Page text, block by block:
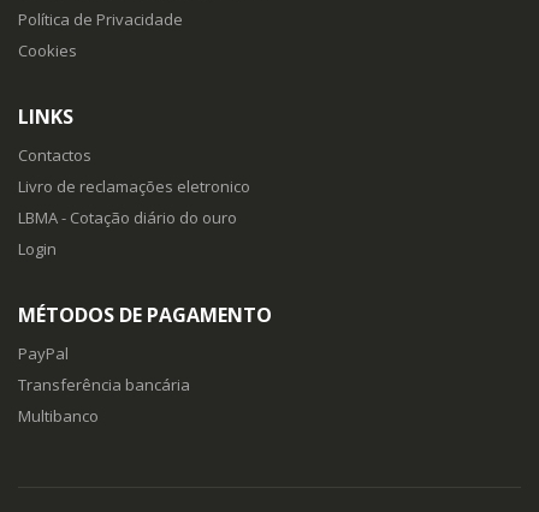
Política de Privacidade
Cookies
LINKS
Contactos
Livro de reclamações eletronico
LBMA - Cotação diário do ouro
Login
MÉTODOS DE PAGAMENTO
PayPal
Transferência bancária
Multibanco